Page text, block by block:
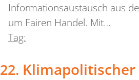
Informationsaustausch aus
um Fairen Handel. Mit…
Tag:
Klimapolitischer